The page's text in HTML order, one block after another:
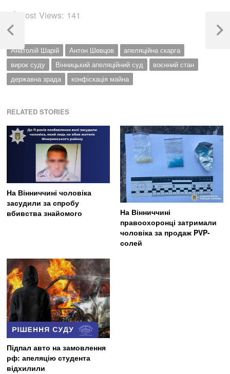
Post Views: 141
Анатолій Шарій Антон Шевцов
апеляційна скарга
вирок суду
Вінницький апеляційний суд
воєнний стан
державна зрада
конфіскація майна
RELATED STORIES
На Вінниччині чоловіка
засудили за спробу
вбивства знайомого
На Вінниччині
правоохоронці затримали
чоловіка за продаж PVP-
солей
Підпал авто на замовлення
рф: апеляцію студента
відхилили
Навігація
записів
Previous
Next